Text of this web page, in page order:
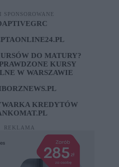
DO MATURY?
KURSY
W WARSZAWIE
KREDYTÓW
REKLAMA